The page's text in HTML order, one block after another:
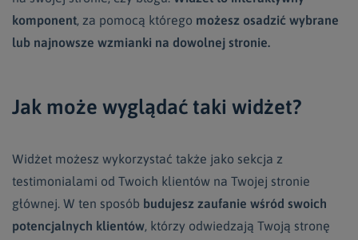
komponent, za pomocą którego możesz osadzić wybrane
lub najnowsze wzmianki na dowolnej stronie.
Jak może wyglądać taki widżet?
Widżet możesz wykorzystać także jako sekcja z
testimonialami od Twoich klientów na Twojej stronie
głównej. W ten sposób budujesz zaufanie wśród swoich
potencjalnych klientów, którzy odwiedzają Twoją stronę